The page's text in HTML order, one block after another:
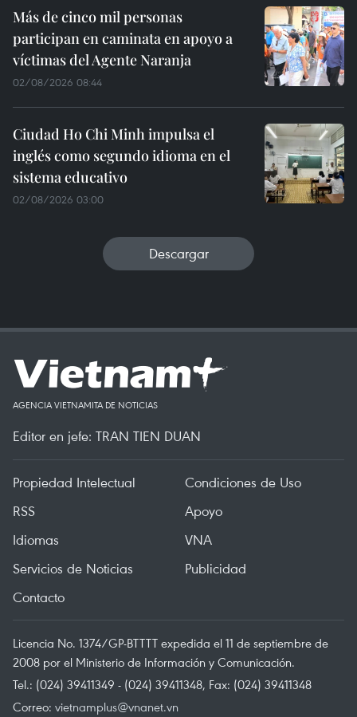
Más de cinco mil personas
participan en caminata en apoyo a
víctimas del Agente Naranja
02/08/2026 08:44
Ciudad Ho Chi Minh impulsa el
inglés como segundo idioma en el
sistema educativo
02/08/2026 03:00
Descargar
AGENCIA VIETNAMITA DE NOTICIAS
Editor en jefe: TRAN TIEN DUAN
Propiedad Intelectual
Condiciones de Uso
RSS
Apoyo
Idiomas
VNA
Servicios de Noticias
Publicidad
Contacto
Licencia No. 1374/GP-BTTTT expedida el 11 de septiembre de
2008 por el Ministerio de Información y Comunicación.
Tel.: (024) 39411349 - (024) 39411348, Fax: (024) 39411348
Correo: vietnamplus@vnanet.vn